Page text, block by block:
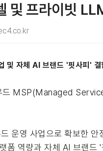
및 프라이빗
및 자체 AI 브랜드 '핏사피' 결
MSP(Managed
운영 사업으로 확보한
역량과 자체 AI 브랜드